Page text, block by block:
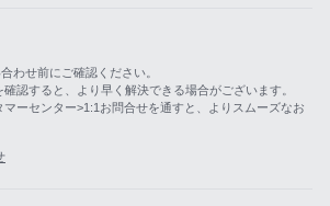
わせ前にご確認ください。
認すると、より早く解決できる場合がございます。
ーセンター>1:1お問合せを通すと、よりスムーズなお